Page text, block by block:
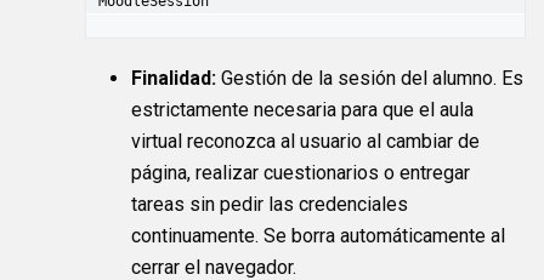
Finalidad:Gestión de la sesión del alumno. Es
estrictamente necesaria para que el aula
virtual reconozca al usuario al cambiar de
página, realizar cuestionarios o entregar
tareas sin pedir las credenciales
continuamente. Se borra automáticamente al
cerrar el navegador.